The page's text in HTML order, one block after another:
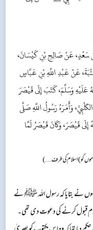
سَعْدٍ، عَنْ صَالِحِ بْنِ كَيْسَانَ،
عَنْ عَبْدِ اللَّهِ بْنِ عَبَّاسٍ
عَلَيْهِ وَسَلَّمَ، كَتَبَ إِلَى قَيْصَرَ
وَأَمَرَهُ رَسُولُ اللَّهِ صَلَّى
قَيْصَرَ، وَكَانَ قَيْصَرُ لَمَّا
کو) اسلام کی طرف...)
نے بتایا کہ رسول اللہ ﷺ نے
قبول کرنے کی دعوت دی تھی۔